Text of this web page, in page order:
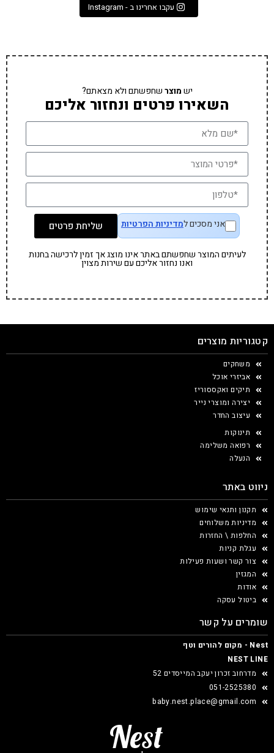
עקבו אחרינו ב - Instagram
ישמוצרשחפשתם ולא מצאתם?
השאירו פרטים ונחזור אליכם
אני מסכים למדיניות הפרטיות שליחת פרטים
לעיתים המוצר שחפשתם באתר אינו מוצג אך זמין לרכישה בחנות
ואנו נחזור אליכם עם שירות מצוין
קטגוריות מוצרים
משחקים
אביזרי אוכל
תיקים ואקססוריז
יצירה ומוצרי נייר
עיצוב החדר
תינוקות
רפואה משלימה
הנעלה
ניווט באתר
תקנון ותנאי שימוש
מדיניות משלוחים
החלפות \ החזרות
עגלת קניות
צור קשר ושעות פעילות
המגזין
אודות
ביטול עסקה
שומרים על קשר
Nest - מקום להורים וטף
NEST LINE
מדרחוב זכרון יעקב המייסדים 52
051-2525380
baby.nest.place@gmail.com